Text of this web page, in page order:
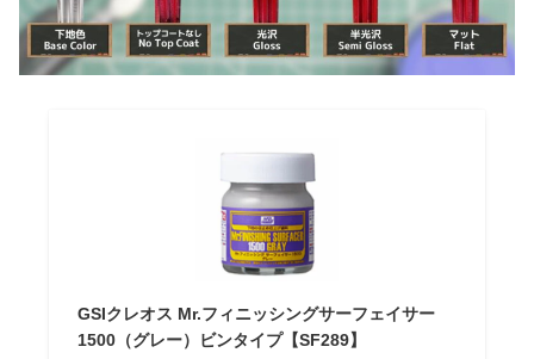
GSIクレオス Mr.フィニッシングサーフェイサー
1500（グレー）ビンタイプ【SF289】